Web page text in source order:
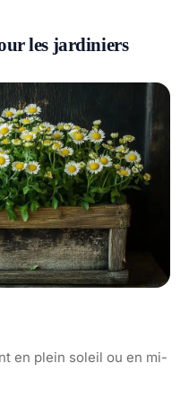
les jardiniers
en plein soleil ou en mi-